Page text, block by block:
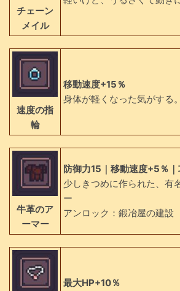
チェーン
メイル
速度の指
輪
移動速度+15％
身体が軽くなった気がする。
牛革のア
ーマー
防御力15｜移動速度+5％
少しきつめに作られた、有
ー
アンロック：鍛冶屋の建設
最大HP+10％